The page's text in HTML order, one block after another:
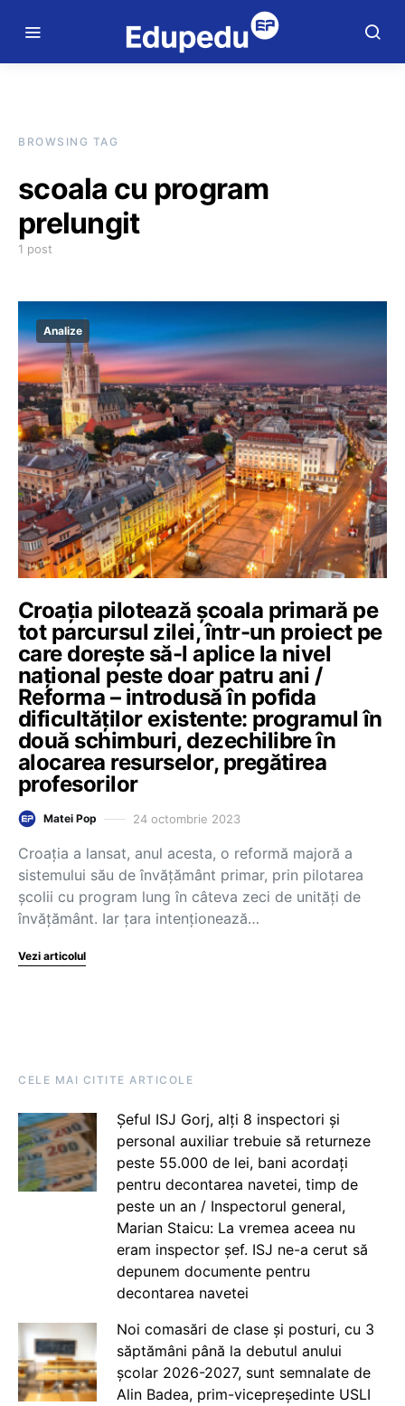
BROWSING TAG
scoala cu program
prelungit
1 post
Analize
Croația pilotează școala primară pe
tot parcursul zilei, într-un proiect pe
care dorește să-l aplice la nivel
național peste doar patru ani /
Reforma – introdusă în pofida
dificultăților existente: programul în
două schimburi, dezechilibre în
alocarea resurselor, pregătirea
profesorilor
Matei Pop 24 octombrie 2023
Croația a lansat, anul acesta, o reformă majoră a
sistemului său de învățământ primar, prin pilotarea
școlii cu program lung în câteva zeci de unități de
învățământ. Iar țara intenționează…
Vezi articolul
CELE MAI CITITE ARTICOLE
Șeful ISJ Gorj, alți 8 inspectori și
personal auxiliar trebuie să returneze
peste 55.000 de lei, bani acordați
pentru decontarea navetei, timp de
peste un an / Inspectorul general,
Marian Staicu: La vremea aceea nu
eram inspector șef. ISJ ne-a cerut să
depunem documente pentru
decontarea navetei
Noi comasări de clase și posturi, cu 3
săptămâni până la debutul anului
școlar 2026-2027, sunt semnalate de
Alin Badea, prim-vicepreședinte USLI